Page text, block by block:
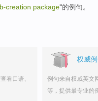
creation package"的例句。
看口语、
权威
例句来自权威英文
等，提供最专业的